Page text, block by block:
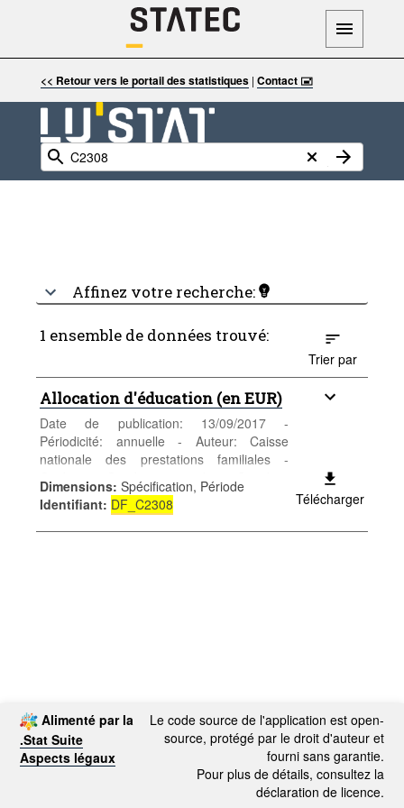
<< Retour vers le portail des statistiques| Contact 🖃
Affinez votre recherche:
1 ensemble de données trouvé:
Trier par
Allocation d'éducation (en EUR)
Date de publication: 13/09/2017 -
Périodicité: annuelle - Auteur: Caisse
nationale des prestations familiales -
Catégorie: Conditions sociales - Santé et
sécurité sociale - Mots-clés: sécurité
sociale,allocation,éducation
Dimensions: Spécification, Période
Identifiant: DF_C2308 Télécharger
Alimenté par la
.Stat Suite
Aspects légaux
Le code source de l'application est open-
source, protégé par le droit d'auteur et
fourni sans garantie.
Pour plus de détails, consultez la
déclaration de licence.